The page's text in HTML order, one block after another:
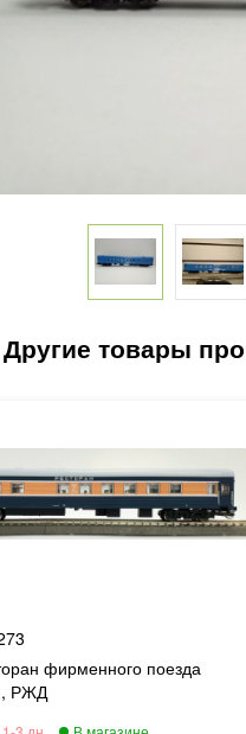
фирменного поезда
РЖД